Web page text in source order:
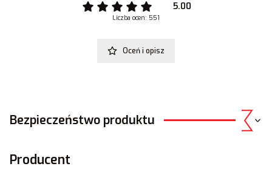
5.00
Liczba ocen: 551
Oceń i opisz
Bezpieczeństwo produktu
Producent